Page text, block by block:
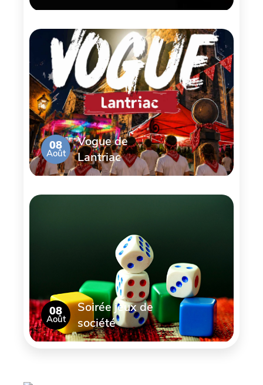
08
Août
Vogue de
Lantriac
08
Août
Soirée jeux de
société